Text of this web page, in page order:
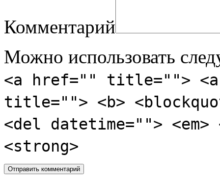
Комментарий
Можно использовать
<a href="" title="">
title=""> <b>
<del datetime="">
<strong>